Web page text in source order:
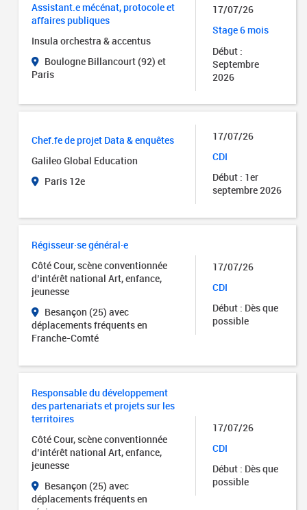
Assistant.e mécénat, protocole et
affaires publiques
Insula orchestra & accentus
Boulogne Billancourt (92) et
Paris
17/07/26
Stage 6 mois
Début :
Septembre
2026
Chef.fe de projet Data & enquêtes
Galileo Global Education
Paris 12e
17/07/26
CDI
Début : 1er
septembre 2026
Régisseur·se général·e
Côté Cour, scène conventionnée
d’intérêt national Art, enfance,
jeunesse
Besançon (25) avec
déplacements fréquents en
Franche-Comté
17/07/26
CDI
Début : Dès que
possible
Responsable du développement
des partenariats et projets sur les
territoires
Côté Cour, scène conventionnée
d’intérêt national Art, enfance,
jeunesse
Besançon (25) avec
déplacements fréquents en
17/07/26
CDI
Début : Dès que
possible